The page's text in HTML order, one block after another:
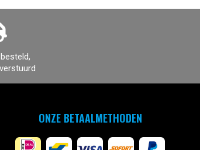
ONZE BETAALMETHODEN